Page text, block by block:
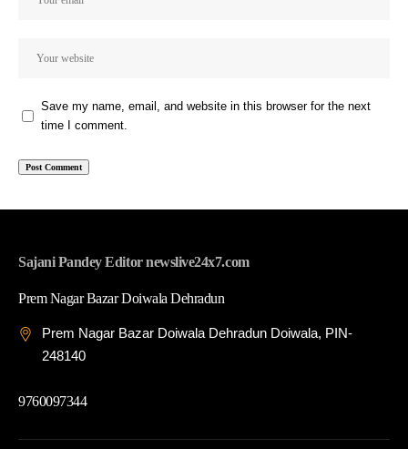
Save my name, email, and website in this browser for the next
time I comment.
Sajani Pandey Editor newslive24x7.com
Prem Nagar Bazar Doiwala Dehradun
Prem Nagar Bazar Doiwala Dehradun Doiwala, PIN-
248140
9760097344